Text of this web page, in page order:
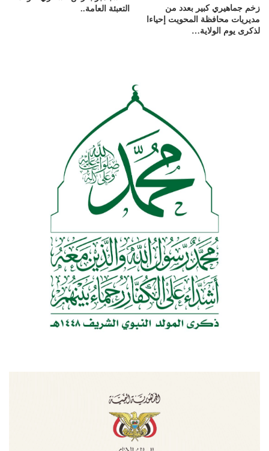
زخم جماهيري كبير بعدد من
مديريات محافظة المحويت إحياءا
لذكرى يوم الولاية…
التعبئة العامة..